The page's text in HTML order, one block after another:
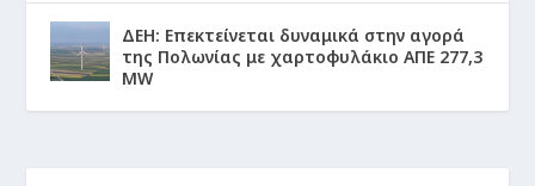
ΔΕΗ: Επεκτείνεται δυναμικά στην αγορά
της Πολωνίας με χαρτοφυλάκιο ΑΠΕ 277,3
MW